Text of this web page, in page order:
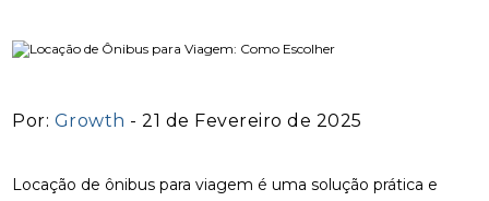
Por: Growth - 21 de Fevereiro de 2025
Locação de ônibus para viagem é uma solução prática e